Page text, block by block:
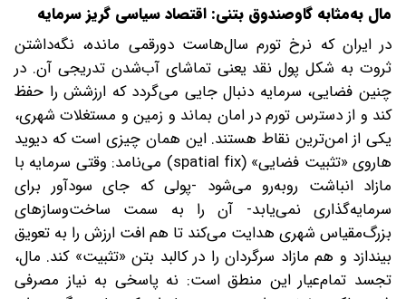
مال به‌مثابه گاوصندوق بتنی: اقتصاد سیاسی گریز سرمایه
در ایران که نرخ تورم سال‌هاست دورقمی مانده، نگه‌داشتن
ثروت به شکل پول نقد یعنی تماشای آب‌شدن تدریجی آن. در
چنین فضایی، سرمایه دنبال جایی می‌گردد که ارزشش را حفظ
کند و از دسترس تورم در امان بماند و زمین و مستغلات شهری،
یکی از امن‌ترین نقاط هستند. این همان چیزی است که دیوید
هاروی «تثبیت فضایی» (spatial fix) می‌نامد: وقتی سرمایه با
مازاد انباشت روبه‌رو می‌شود -پولی که جای سودآور برای
سرمایه‌گذاری نمی‌یابد- آن را به‌ سمت ساخت‌وسازهای
بزرگ‌مقیاس شهری هدایت می‌کند تا هم افت ارزش را به تعویق
بیندازد و هم مازاد سرگردان را در کالبد بتن «تثبیت» کند. مال،
تجسد تمام‌عیار این منطق است: نه پاسخی به نیاز مصرفی